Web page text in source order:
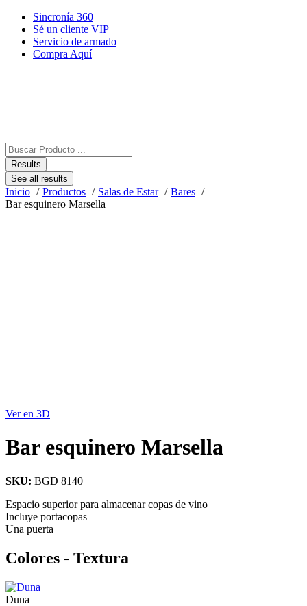
Saltar
contenido
Sincronía 360
Sé un cliente VIP
Servicio de armado
Compra Aquí
Search
...Results
See all results
Inicio Productos Salas de Estar
Bares
Bar esquinero Marsella
Ver en 3D
Bar esquinero Marsella
SKU: BGD 8140
Espacio superior para almacenar copas de vino
Incluye portacopas
Una puerta
Colores - Textura
Duna